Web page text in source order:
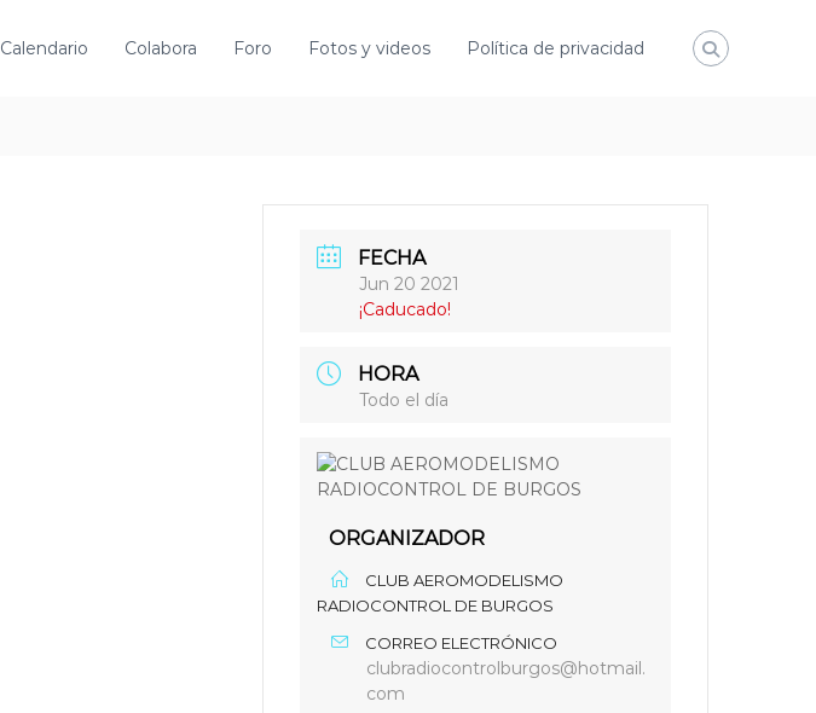
Calendario Colabora Foro Fotos y videos Política de privacidad
FECHA
Jun 20 2021
¡Caducado!
HORA
Todo el día
ORGANIZADOR
CLUB AEROMODELISMO
RADIOCONTROL DE BURGOS
CORREO ELECTRÓNICO
clubradiocontrolburgos@hotmail.
com